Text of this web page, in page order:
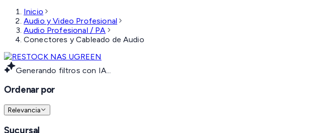
Inicio
Audio y Video Profesional
Audio Profesional / PA
Conectores y Cableado de Audio
Generando filtros con IA...
Ordenar por
Relevancia
Sucursal